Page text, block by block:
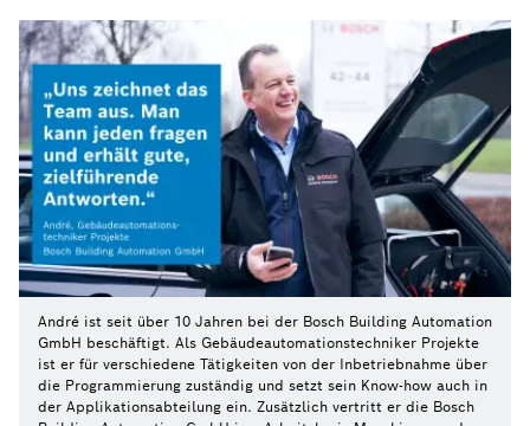
André ist seit über 10 Jahren bei der Bosch Building Automation
GmbH beschäftigt. Als Gebäudeautomationstechniker Projekte
ist er für verschiedene Tätigkeiten von der Inbetriebnahme über
die Programmierung zuständig und setzt sein Know-how auch in
der Applikationsabteilung ein. Zusätzlich vertritt er die Bosch